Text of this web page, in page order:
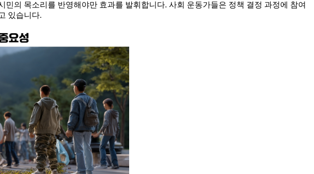
의 목소리를 반영해야만 효과를 발휘합니다. 사회 운동가들은 정책 결정 과정에 참여
있습니다.